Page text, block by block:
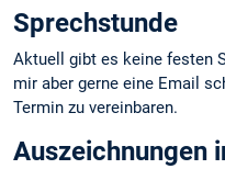
Sprechstunde
Aktuell gibt es keine festen
mir aber gerne eine Email
Termin zu vereinbaren.
Auszeichnungen